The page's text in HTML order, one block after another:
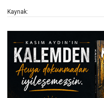
Kaynak: